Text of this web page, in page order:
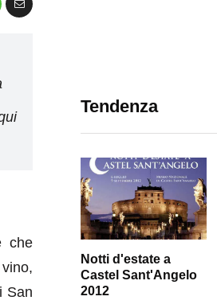
che
San
Tendenza
Notti d'estate a
Castel Sant'Angelo
2012